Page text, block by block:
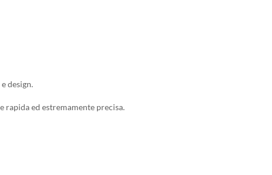
design.
rapida ed estremamente precisa.